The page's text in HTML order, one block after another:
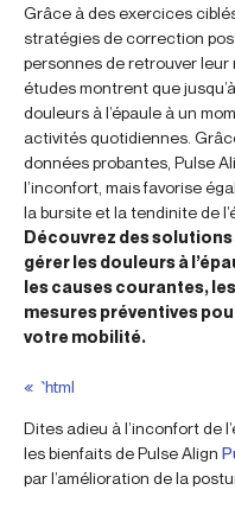
Grâce à des exercices
stratégies de correction
personnes de retrouver leur
études montrent que
douleurs à l’épaule à un
activités quotidiennes.
données probantes, Pulse
l’inconfort, mais favorise
la bursite et la tendinite de
Découvrez des
gérer les douleurs à
les causes courantes,
mesures préventives
votre mobilité.
« `html
Dites adieu à l’inconfort de
les bienfaits de Pulse Align
par l’amélioration de la